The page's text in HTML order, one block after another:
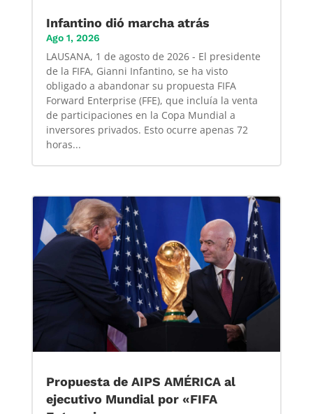
Infantino dió marcha atrás
Ago 1, 2026
LAUSANA, 1 de agosto de 2026 - El presidente
de la FIFA, Gianni Infantino, se ha visto
obligado a abandonar su propuesta FIFA
Forward Enterprise (FFE), que incluía la venta
de participaciones en la Copa Mundial a
inversores privados. Esto ocurre apenas 72
horas...
Propuesta de AIPS AMÉRICA al
ejecutivo Mundial por «FIFA